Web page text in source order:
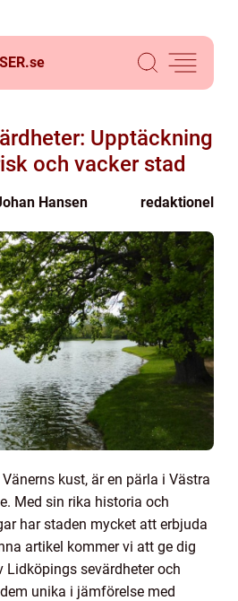
se
Upptäckning
och vacker stad
Hansen redaktionel
kust, är en pärla i Västra
Med sin rika historia och
har staden mycket att erbjuda
artikel kommer vi att ge dig
Lidköpings sevärdheter och
unika i jämförelse med